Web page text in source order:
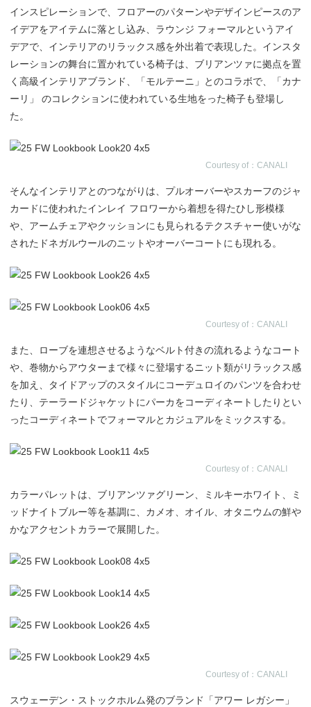
インスピレーションで、フロアーのパターンやデザインピースのア
イデアをアイテムに落とし込み、ラウンジ フォーマルというアイ
デアで、インテリアのリラックス感を外出着で表現した。インスタ
レーションの舞台に置かれている椅子は、ブリアンツァに拠点を置
く高級インテリアブランド、「モルテーニ」とのコラボで、「カナ
ーリ」 のコレクションに使われている生地をった椅子も登場し
た。
Courtesy of：CANALI
そんなインテリアとのつながりは、プルオーバーやスカーフのジャ
カードに使われたインレイ フロワーから着想を得たひし形模様
や、アームチェアやクッションにも見られるテクスチャー使いがな
されたドネガルウールのニットやオーバーコートにも現れる。
Courtesy of：CANALI
また、ローブを連想させるようなベルト付きの流れるようなコート
や、巻物からアウターまで様々に登場するニット類がリラックス感
を加え、タイドアップのスタイルにコーデュロイのパンツを合わせ
たり、テーラードジャケットにパーカをコーディネートしたりとい
ったコーディネートでフォーマルとカジュアルをミックスする。
Courtesy of：CANALI
カラーパレットは、ブリアンツァグリーン、ミルキーホワイト、ミ
ッドナイトブルー等を基調に、カメオ、オイル、オタニウムの鮮や
かなアクセントカラーで展開した。
Courtesy of：CANALI
スウェーデン・ストックホルム発のブランド「アワー レガシー」